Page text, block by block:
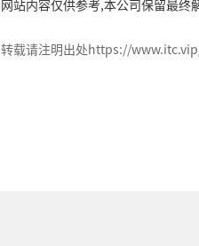
网站内容仅供参考,本公司保留最终
转载请注明出处https://